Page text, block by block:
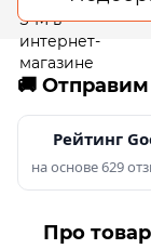
🚚
Рейтинг
на основе 629
Про товар